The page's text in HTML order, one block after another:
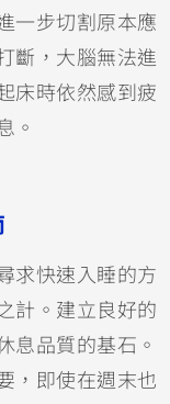
一步切割原本應
斷，大腦無法進
床時依然感到疲
。
求快速入睡的方
計。建立良好的
息品質的基石。
，即使在週末也